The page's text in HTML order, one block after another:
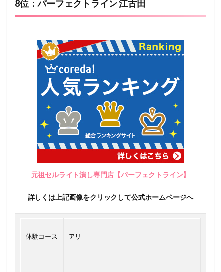
8位：パーフェクトライン 江古田
元祖セルライト潰し専門店【パーフェクトライン】
詳しくは上記画像をクリックして公式ホームページへ
体験コース アリ